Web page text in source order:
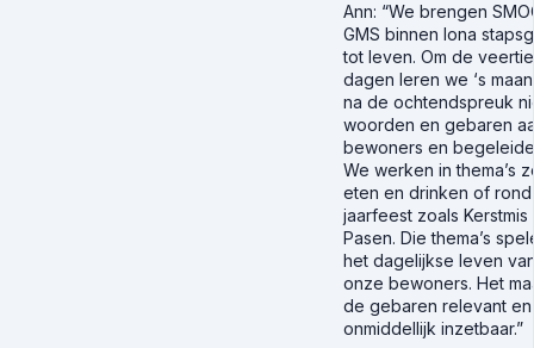
Ann: “We brengen
GMS binnen Iona
tot leven. Om de
dagen leren we ‘s
na de ochtendspreuk
woorden en gebaren
bewoners en
We werken in thema’s
eten en drinken of
jaarfeest zoals Kerstmis
Pasen. Die thema’s
het dagelijkse leven
onze bewoners. Het
de gebaren relevant en
onmiddellijk inzetbaar.”